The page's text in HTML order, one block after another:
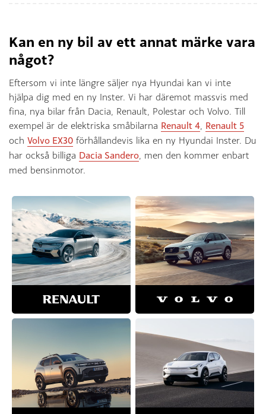
Kan en ny bil av ett annat märke vara
något?
Eftersom vi inte längre säljer nya Hyundai kan vi inte
hjälpa dig med en ny Inster. Vi har däremot massvis med
fina, nya bilar från Dacia, Renault, Polestar och Volvo. Till
exempel är de elektriska småbilarna Renault 4 Renault 5
och Volvo EX30 förhållandevis lika en ny Hyundai Inster. Du
har också billiga Dacia Sandero , men den kommer enbart
med bensinmotor.